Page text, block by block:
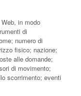
in modo
di
numero di
fisico; nazione;
alle domande;
di movimento;
scorrimento; eventi